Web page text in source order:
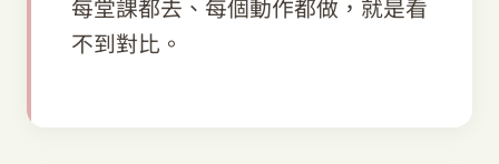
每堂課都去、每個動作都做，就是看
不到對比。